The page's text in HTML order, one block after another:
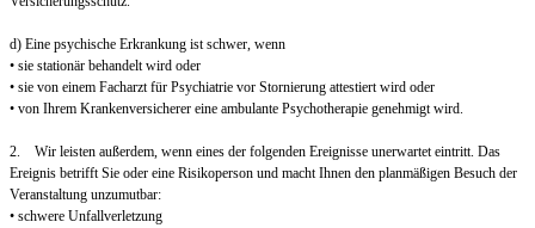
d) Eine psychische Erkrankung ist schwer, wenn
• sie stationär behandelt wird oder
• sie von einem Facharzt für Psychiatrie vor Stornierung attestiert wird oder
• von Ihrem Krankenversicherer eine ambulante Psychotherapie genehmigt wird.
2. Wir leisten außerdem, wenn eines der folgenden Ereignisse unerwartet eintritt. Das
Ereignis betrifft Sie oder eine Risikoperson und macht Ihnen den planmäßigen Besuch der
Veranstaltung unzumutbar:
• schwere Unfallverletzung